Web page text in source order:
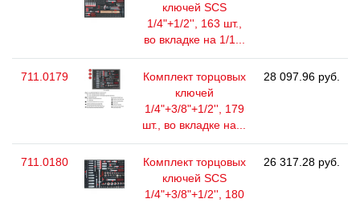
ключей SCS
1/4"+1/2'', 163 шт.,
во вкладке на 1/1...
711.0179
Комплект торцовых
ключей
1/4"+3/8"+1/2'', 179
шт., во вкладке на...
28 097.96 руб.
711.0180
Комплект торцовых
ключей SCS
1/4"+3/8"+1/2'', 180
26 317.28 руб.